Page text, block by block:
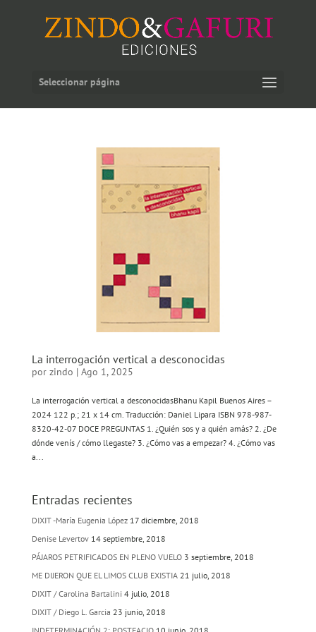
Seleccionar página
La interrogación vertical a desconocidas
por zindo | Ago 1, 2025
La interrogación vertical a desconocidasBhanu Kapil Buenos Aires –
2024 122 p.; 21 x 14 cm. Traducción: Daniel Lipara ISBN 978-987-
8320-42-07 DOCE PREGUNTAS 1. ¿Quién sos y a quién amás? 2. ¿De
dónde venís / cómo llegaste? 3. ¿Cómo vas a empezar? 4. ¿Cómo vas
a...
Entradas recientes
DIXIT -María Eugenia López 17 diciembre, 2018
Denise Levertov 14 septiembre, 2018
PÁJAROS PETRIFICADOS EN PLENO VUELO 3 septiembre, 2018
ME DIJERON QUE EL LIMOS CLUB EXISTIA 21 julio, 2018
DIXIT / Carolina Bartalini 4 julio, 2018
DIXIT / Diego L. Garcia 23 junio, 2018